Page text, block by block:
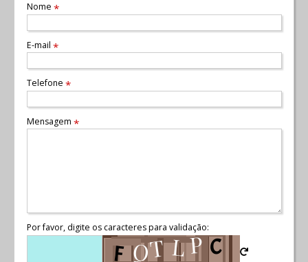
Nome *
E-mail *
Telefone *
Mensagem *
Por favor, digite os caracteres para validação: